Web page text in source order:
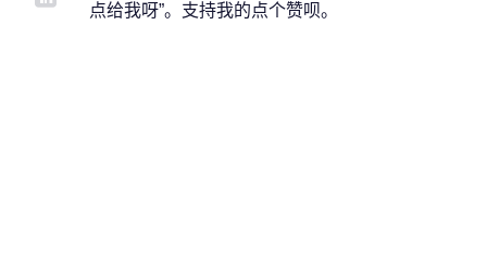
点给我呀”。支持我的点个赞呗。